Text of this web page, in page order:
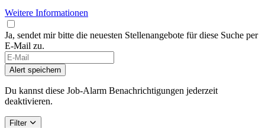
Weitere Informationen
Ja, sendet mir bitte die neuesten Stellenangebote für diese Suche per
E-Mail zu.
Alert speichern
Du kannst diese Job-Alarm Benachrichtigungen jederzeit
deaktivieren.
Filter